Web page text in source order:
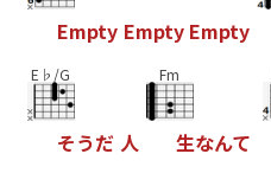
Empty Empty Empty
E♭/G
そうだ 人
Fm
生なんて